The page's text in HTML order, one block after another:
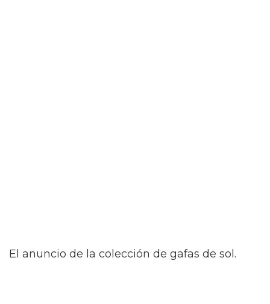
El anuncio de la colección de gafas de sol.